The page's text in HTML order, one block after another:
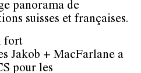
panorama de
suisses et françaises.
fort
Jakob + MacFarlane a
pour les